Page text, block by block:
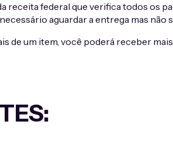
federal que verifica todos os
aguardar a entrega mas não
de um item, você poderá receber